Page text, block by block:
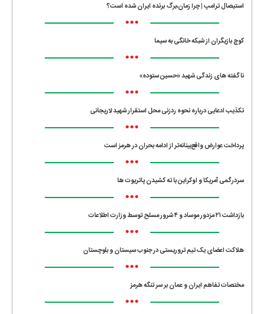
استیصال ترامپ | چرا زمان،برگ برنده ایران شده است؟
•••
کوچ بازیگران از شبکه خانگی به سیما
•••
ناگفته های زندگی شهید «حسین ستوده»
•••
تکذیب ادعایی درباره نحوه ردزنی محل استقرار شهید لاریجانی
•••
پرداخت عوارض واقع‌بینانه‌تر از ادامه بحران در هرمز است
•••
سردرگمی آمریکا و اوکراین با ته کشیدن پاتریوت ها
•••
بازداشت ۲۱ مزدور موساد و ۴ شرور مسلح توسط وزارت اطلاعات
•••
هلاکت اعضای یک تیم تروریستی در جنوب سیستان و بلوچستان
•••
مختصات تفاهم ایران و عمان بر سر تنگه هرمز
•••